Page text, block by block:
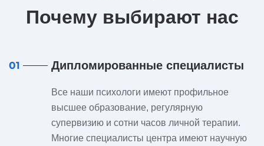
Почему выбирают нас
01 Дипломированные специалисты
Все наши психологи имеют профильное
высшее образование, регулярную
супервизию и сотни часов личной терапии.
Многие специалисты центра имеют научную